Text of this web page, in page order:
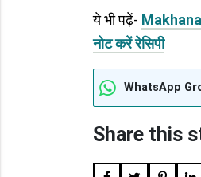
ये भी पढ़ें- Makhana
नोट करें रेसिपी
WhatsApp
Share this